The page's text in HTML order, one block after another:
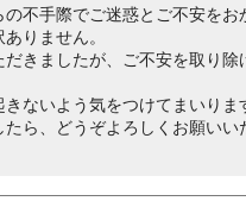
不手際でご迷惑とご不安をお
りません。
きましたが、ご不安を取り除
ないよう気をつけてまいりま
ら、どうぞよろしくお願いい